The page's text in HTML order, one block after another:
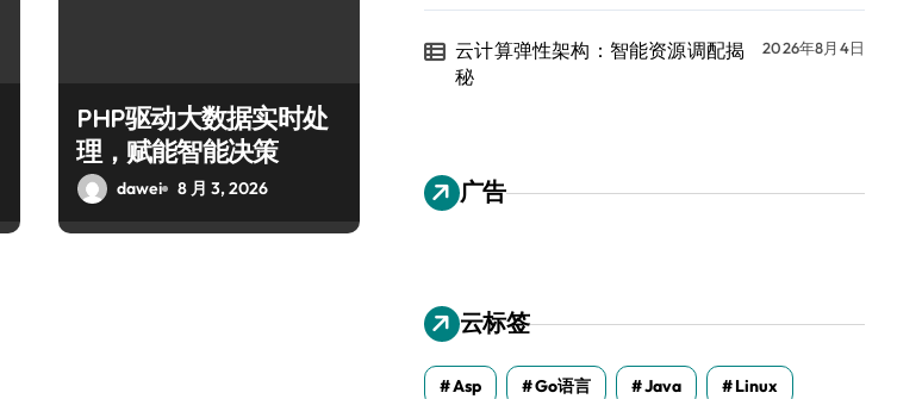
PHP驱动大数据实时处
理，赋能智能决策
dawei 8 月 3, 2026
云计算弹性架构：智能资源调配揭
秘
2026年8月4日
广告
云标签
Asp Go语言 Java Linux